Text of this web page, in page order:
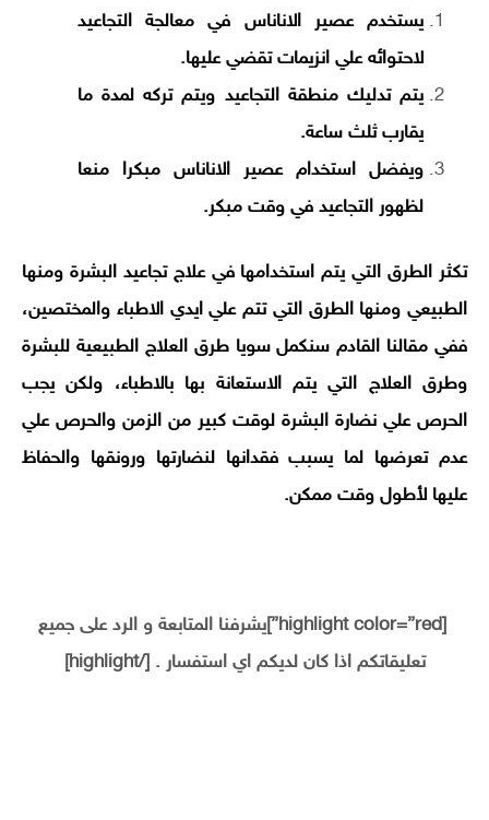
يستخدم عصير الاناناس في معالجة التجاعيد
لاحتوائه علي انزيمات تقضي عليها.
يتم تدليك منطقة التجاعيد ويتم تركه لمدة ما
يقارب ثلث ساعة.
ويفضل استخدام عصير الاناناس مبكرا منعا
لظهور التجاعيد في وقت مبكر.
تكثر الطرق التي يتم استخدامها في علاج تجاعيد البشرة ومنها
الطبيعي ومنها الطرق التي تتم علي ايدي الاطباء والمختصين،
ففي مقالنا القادم سنكمل سويا طرق العلاج الطبيعية للبشرة
وطرق العلاج التي يتم الاستعانة بها بالاطباء، ولكن يجب
الحرص علي نضارة البشرة لوقت كبير من الزمن والحرص علي
عدم تعرضها لما يسبب فقدانها لنضارتها ورونقها والحفاظ
عليها لأطول وقت ممكن.
[highlight color=”red”]يشرفنا المتابعة و الرد على جميع
تعليقاتكم اذا كان لديكم اي استفسار . [/highlight]